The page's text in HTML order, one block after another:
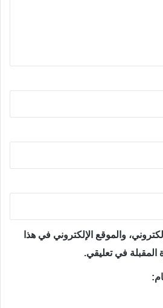
والموقع الإلكتروني في هذا
المقبلة في تعليقي.